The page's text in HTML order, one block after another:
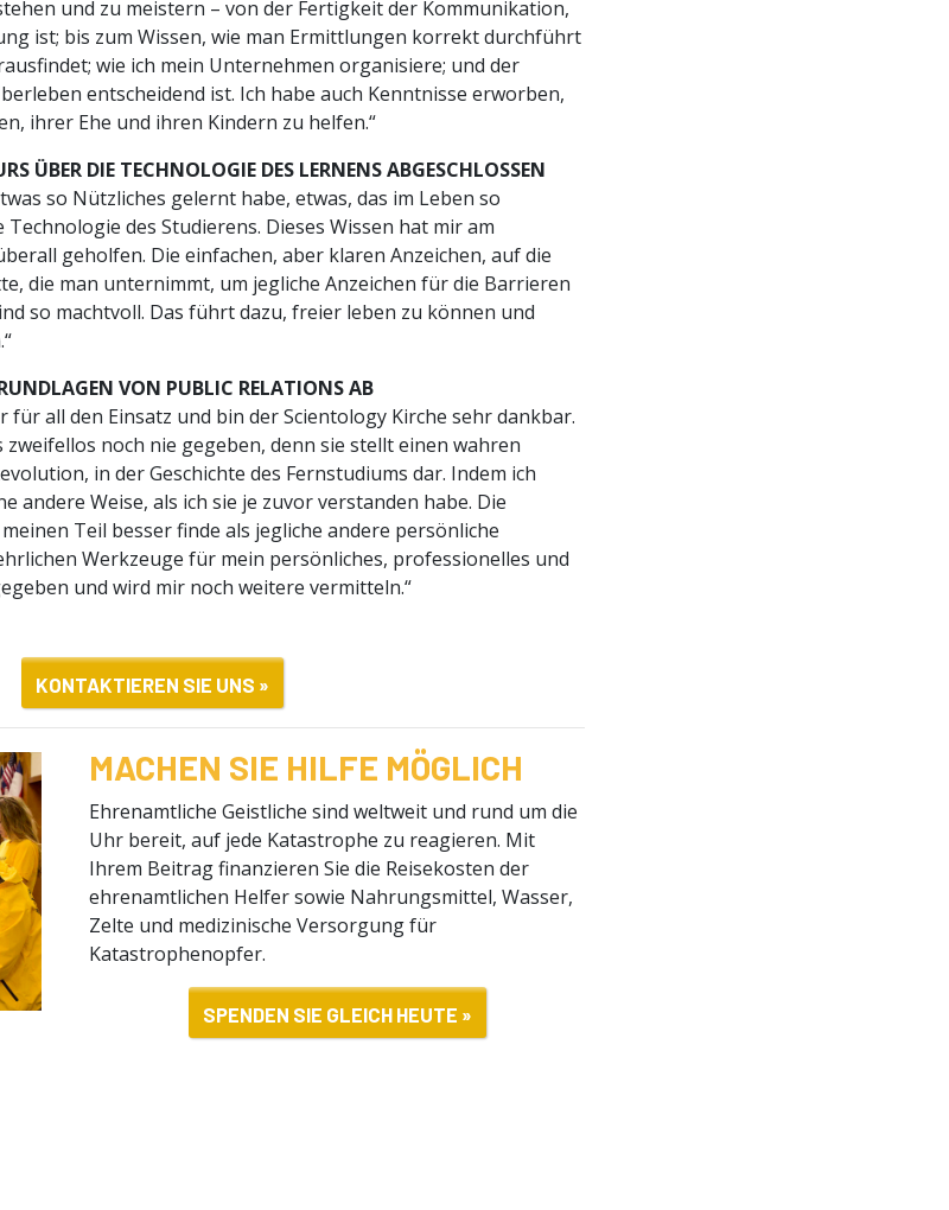
und zu meistern – von der Fertigkeit der Kommunikation,
ist; bis zum Wissen, wie man Ermittlungen korrekt durchführt
wie ich mein Unternehmen organisiere; und der
entscheidend ist. Ich habe auch Kenntnisse erworben,
ihrer Ehe und ihren Kindern zu helfen.“
ÜBER DIE TECHNOLOGIE DES LERNENS ABGESCHLOSSEN
so Nützliches gelernt habe, etwas, das im Leben so
des Studierens. Dieses Wissen hat mir am
geholfen. Die einfachen, aber klaren Anzeichen, auf die
die man unternimmt, um jegliche Anzeichen für die Barrieren
so machtvoll. Das führt dazu, freier leben zu können und
VON PUBLIC RELATIONS AB
für all den Einsatz und bin der Scientology Kirche sehr dankbar.
noch nie gegeben, denn sie stellt einen wahren
in der Geschichte des Fernstudiums dar. Indem ich
andere Weise, als ich sie je zuvor verstanden habe. Die
Teil besser finde als jegliche andere persönliche
Werkzeuge für mein persönliches, professionelles und
und wird mir noch weitere vermitteln.“
KONTAKTIEREN SIE UNS »
MACHEN SIE HILFE MÖGLICH
Ehrenamtliche Geistliche sind weltweit und rund um die
Uhr bereit, auf jede Katastrophe zu reagieren. Mit
Ihrem Beitrag finanzieren Sie die Reisekosten der
ehrenamtlichen Helfer sowie Nahrungsmittel, Wasser,
Zelte und medizinische Versorgung für
Katastrophenopfer.
SPENDEN SIE GLEICH HEUTE »